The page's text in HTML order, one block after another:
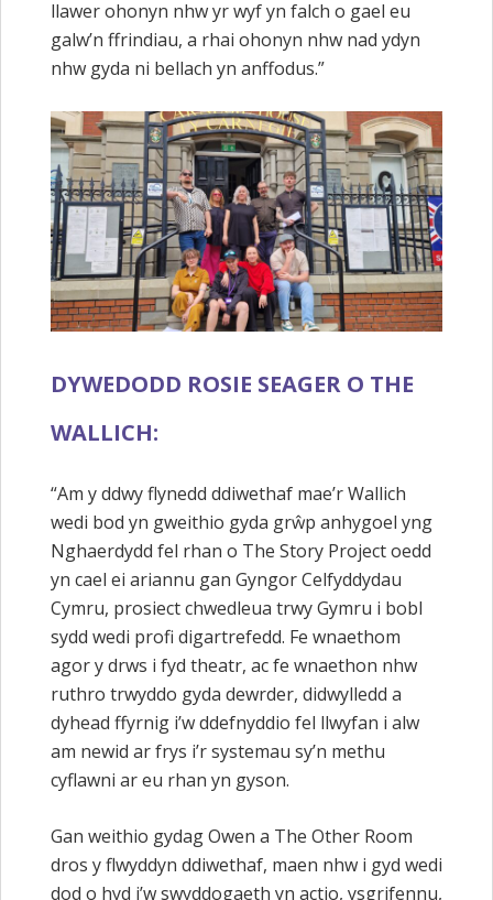
llawer ohonyn nhw yr wyf yn falch o gael eu
galw’n ffrindiau, a rhai ohonyn nhw nad ydyn
nhw gyda ni bellach yn anffodus.”
DYWEDODD ROSIE SEAGER O THE
WALLICH:
“Am y ddwy flynedd ddiwethaf mae’r Wallich
wedi bod yn gweithio gyda grŵp anhygoel yng
Nghaerdydd fel rhan o The Story Project oedd
yn cael ei ariannu gan Gyngor Celfyddydau
Cymru, prosiect chwedleua trwy Gymru i bobl
sydd wedi profi digartrefedd. Fe wnaethom
agor y drws i fyd theatr, ac fe wnaethon nhw
ruthro trwyddo gyda dewrder, didwylledd a
dyhead ffyrnig i’w ddefnyddio fel llwyfan i alw
am newid ar frys i’r systemau sy’n methu
cyflawni ar eu rhan yn gyson.
Gan weithio gydag Owen a The Other Room
dros y flwyddyn ddiwethaf, maen nhw i gyd wedi
dod o hyd i’w swyddogaeth yn actio, ysgrifennu,